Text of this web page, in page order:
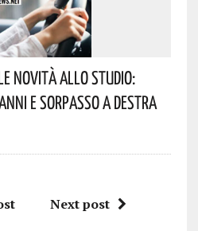
Novità Allo Studio:
E Sorpasso A Destra
Next post